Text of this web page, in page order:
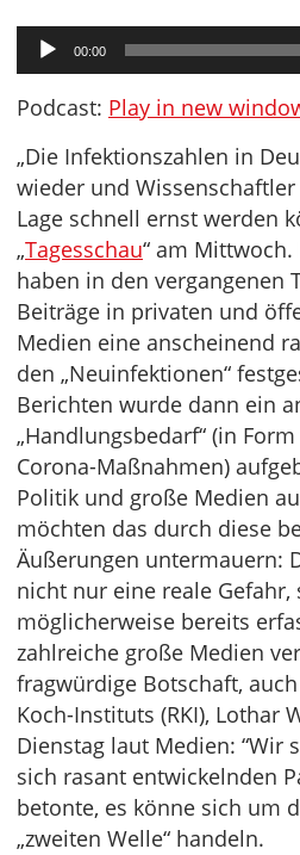
Audio-
Player
00:00
Podcast: Play in new
„Die Infektionszahlen in
wieder und
Lage schnell ernst werden
„Tagesschau“ am
haben in den vergangenen
Beiträge in privaten und
Medien eine anscheinend
den „Neuinfektionen“
Berichten wurde dann ein
„Handlungsbedarf“ (in
Corona-Maßnahmen)
Politik und große Medien
möchten das durch diese
Äußerungen untermauern:
nicht nur eine reale Gefahr,
möglicherweise bereits
zahlreiche große Medien
fragwürdige Botschaft,
Koch-Instituts (RKI), Lothar
Dienstag laut Medien: “Wir
sich rasant entwickelnden
betonte, es könne sich um
„zweiten Welle“ handeln.